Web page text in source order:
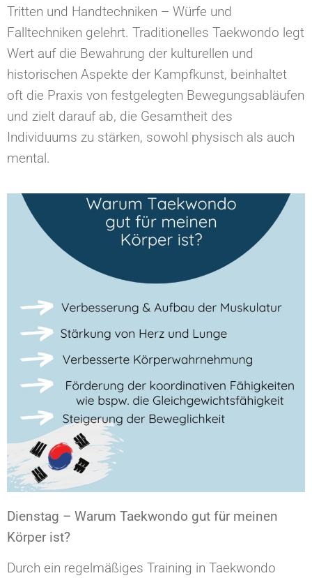
Tritten und Handtechniken – Würfe und
Falltechniken gelehrt. Traditionelles Taekwondo legt
Wert auf die Bewahrung der kulturellen und
historischen Aspekte der Kampfkunst, beinhaltet
oft die Praxis von festgelegten Bewegungsabläufen
und zielt darauf ab, die Gesamtheit des
Individuums zu stärken, sowohl physisch als auch
mental.
Dienstag – Warum Taekwondo gut für meinen
Körper ist?
Durch ein regelmäßiges Training in Taekwondo